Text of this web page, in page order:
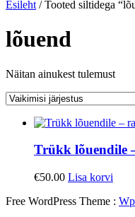
Esileht / Tooted siltidega
lõuend
Näitan ainukest tulemust
Trükk lõuendile
€50.00 Lisa korvi
Free WordPress Theme :